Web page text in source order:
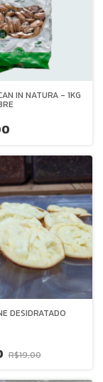
IN NATURA - 1KG
DESIDRATADO
R$19,00